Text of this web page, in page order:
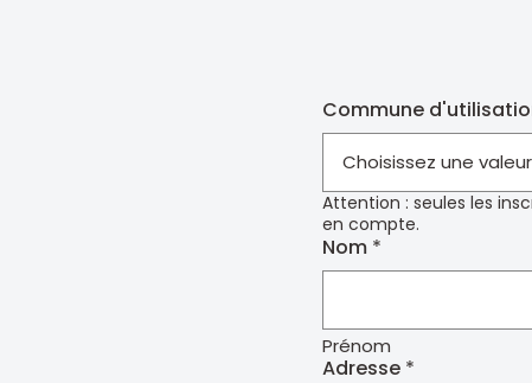
Commune
Attention : seules les
en compte.
Nom
Prénom
Adresse